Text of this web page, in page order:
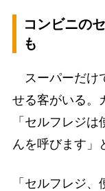
コンビニの
も
スーパーだけ
せる客がいる。
「セルフレジ
んを呼びます」
「セルフレジ